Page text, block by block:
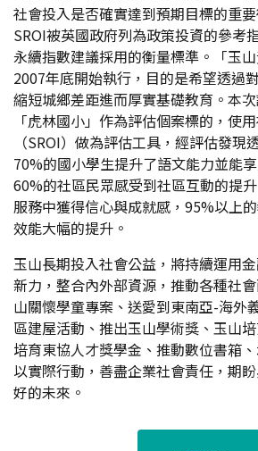
社會投入是否確實達到預期目標的重
SROI被英國政府列為政策投資的參考
永續指數建議採用的衡量標準。「玉
2007年底開始執行，目的是希望透過
縮短城鄉差距進而厚實基礎教育。本
「虎林國小」作為評估個案標的，使
（SROI）做為評估工具，經評估發現
70%的國小學生提升了語文能力並能
60%的社區民眾感受到社區互動的提
服務中獲得信心與成就感，95%以上
效能大幅的提升。
玉山長期投入社會公益，將持續運用
新力，整合內外部資源，推動各種社
山關懷學童專案、送愛到東南亞-海外
區建屋活動、推出玉山學術獎、玉山
培育東協人才獎學金、推動數位書箱
以實際行動，善盡企業社會責任，期
好的未來。